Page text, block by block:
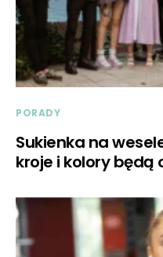
PORADY
Sukienka na
kroje i kolory będą